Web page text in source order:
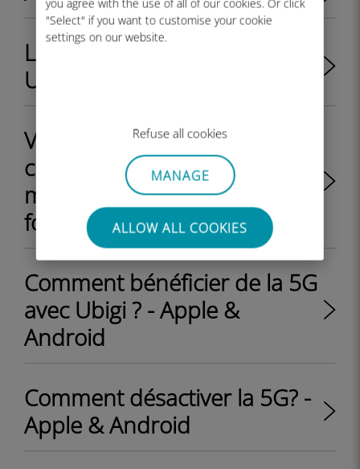
you agree with the use of all of our cookies. Or click
"Select" if you want to customise your cookie
settings on our website.
Refuse all cookies
MANAGE
ALLOW ALL COOKIES
La 5G est-elle disponible sur
Ubigi ?
Vais-je recevoir un QR code à
chaque fois que je recharge
mon compte Ubigi avec un
forfait eSIM data ?
Comment bénéficier de la 5G
avec Ubigi ? - Apple &
Android
Comment désactiver la 5G? -
Apple & Android